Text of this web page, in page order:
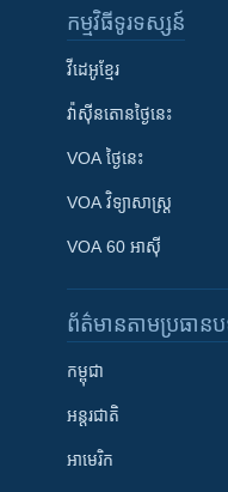
កម្មវិធី​ទូរទស្សន៍
វីដេអូ​ខ្មែរ
វ៉ាស៊ីនតោន​ថ្ងៃ​នេះ
VOA ថ្ងៃនេះ
VOA ​វិទ្យាសាស្ត្រ
VOA 60 អាស៊ី
ព័ត៌មាន​តាមប្រធាន
កម្ពុជា
អន្តរជាតិ
អាមេរិក